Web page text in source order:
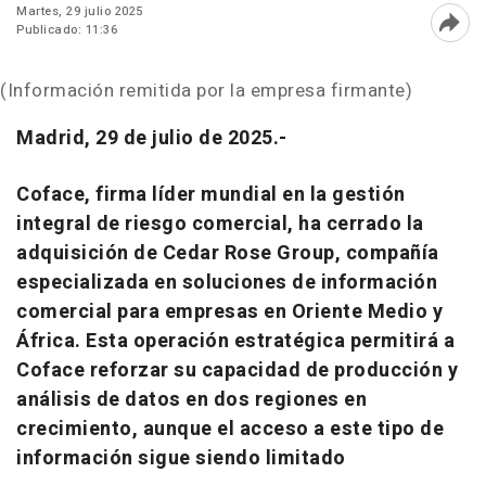
Martes, 29 julio 2025
Publicado: 11:36
(Información remitida por la empresa firmante)
Madrid, 29 de julio de 2025.-
Coface, firma líder mundial en la gestión
integral de riesgo comercial, ha cerrado la
adquisición de Cedar Rose Group, compañía
especializada en soluciones de información
comercial para empresas en Oriente Medio y
África. Esta operación estratégica permitirá a
Coface reforzar su capacidad de producción y
análisis de datos en dos regiones en
crecimiento, aunque el acceso a este tipo de
información sigue siendo limitado